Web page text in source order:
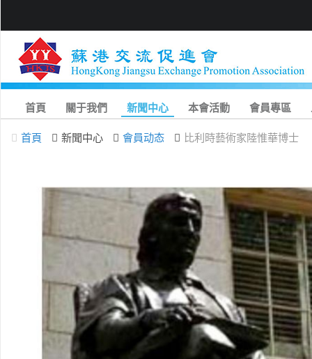
首頁 關于我們 新聞中心 本會活動 會員專區
首頁 新聞中心 會員动态 比利時藝術家陸惟華博士